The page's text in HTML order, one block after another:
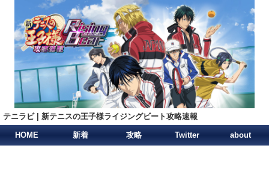
テニラビ | 新テニスの王子様ライジングビート攻略速報
HOME 新着 攻略 Twitter about